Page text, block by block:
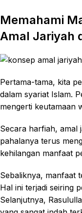
Memahami
Amal Jariyah
Pertama-tama, kita
dalam syariat Islam.
mengerti keutamaan
Secara harfiah, amal
pahalanya terus
kehilangan manfaat
Sebaliknya, manfaat
Hal ini terjadi seiring
Selanjutnya,